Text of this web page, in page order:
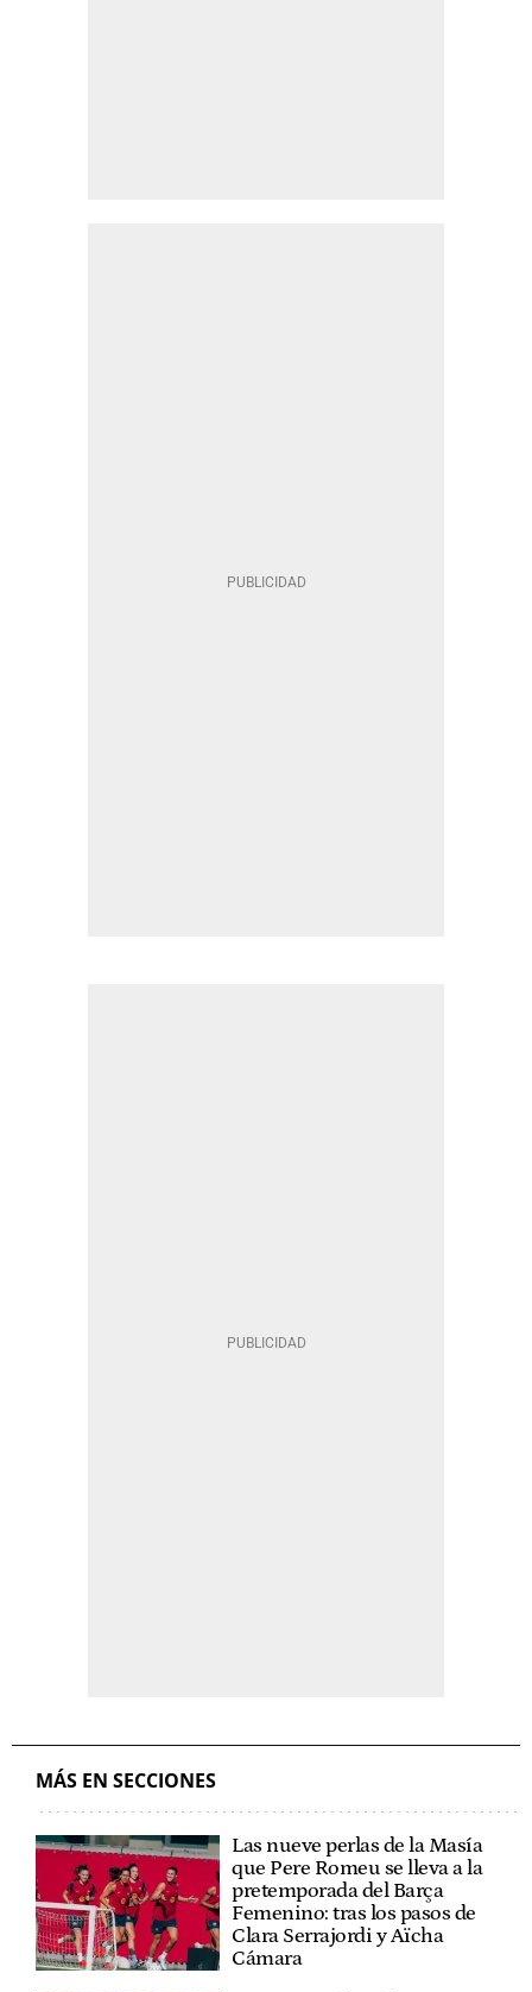
MÁS EN SECCIONES
Las nueve perlas de la Masía
que Pere Romeu se lleva a la
pretemporada del Barça
Femenino: tras los pasos de
Clara Serrajordi y Aïcha
Cámara